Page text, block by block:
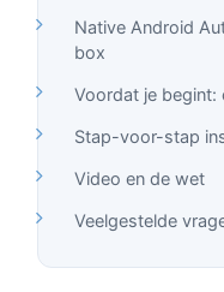
Native Android
box
Voordat je
Stap-voor-stap
Video en de wet
Veelgestelde